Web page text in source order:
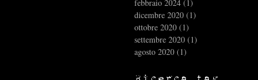
febbraio 2024 (1)
dicembre 2020 (1)
ottobre 2020 (1)
settembre 2020 (1)
agosto 2020 (1)